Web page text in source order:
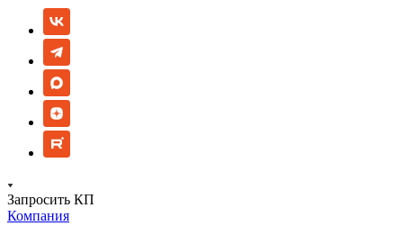
Запросить КП
Компания